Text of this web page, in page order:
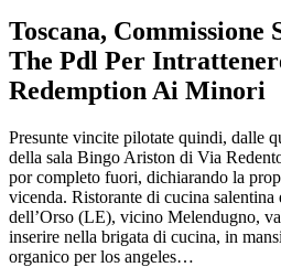
Toscana,
The Pdl Per
Redemption Ai Minori
Presunte vincite pilotate quindi, dalle
della sala Bingo Ariston di Via
por completo fuori, dichiarando la
vicenda. Ristorante di cucina salentina
dell’Orso (LE), vicino Melendugno,
inserire nella brigata di cucina, in
organico per los angeles…